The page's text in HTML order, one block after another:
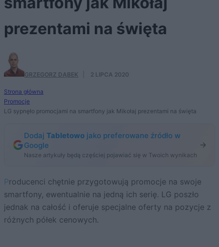
prezentami na święta
GRZEGORZ DĄBEK 2 LIPCA 2020
Strona główna
Promocje
LG sypnęło promocjami na smartfony jak Mikołaj prezentami na święta
Dodaj Tabletowo jako preferowane źródło w
Google
Nasze artykuły będą częściej pojawiać się w Twoich wynikach
Producenci chętnie przygotowują promocje na swoje
smartfony, ewentualnie na jedną ich serię. LG poszło
jednak na całość i oferuje specjalne oferty na pozycje z
różnych półek cenowych.